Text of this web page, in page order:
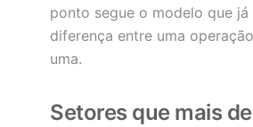
ponto segue o modelo que
diferença entre uma
uma.
Setores que mais